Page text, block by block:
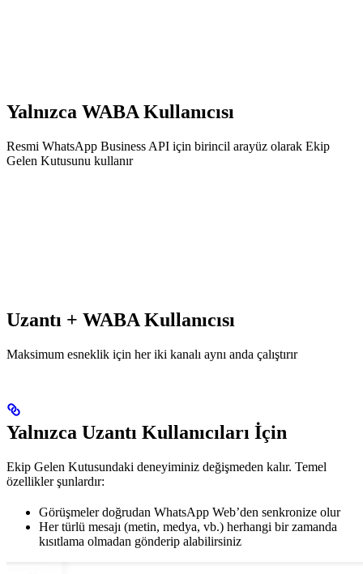
Yalnızca WABA Kullanıcısı
Resmi WhatsApp Business API için birincil arayüz olarak Ekip
Gelen Kutusunu kullanır
Uzantı + WABA Kullanıcısı
Maksimum esneklik için her iki kanalı aynı anda çalıştırır
Yalnızca Uzantı Kullanıcıları İçin
Ekip Gelen Kutusundaki deneyiminiz değişmeden kalır. Temel
özellikler şunlardır:
Görüşmeler doğrudan WhatsApp Web’den senkronize olur
Her türlü mesajı (metin, medya, vb.) herhangi bir zamanda
kısıtlama olmadan gönderip alabilirsiniz